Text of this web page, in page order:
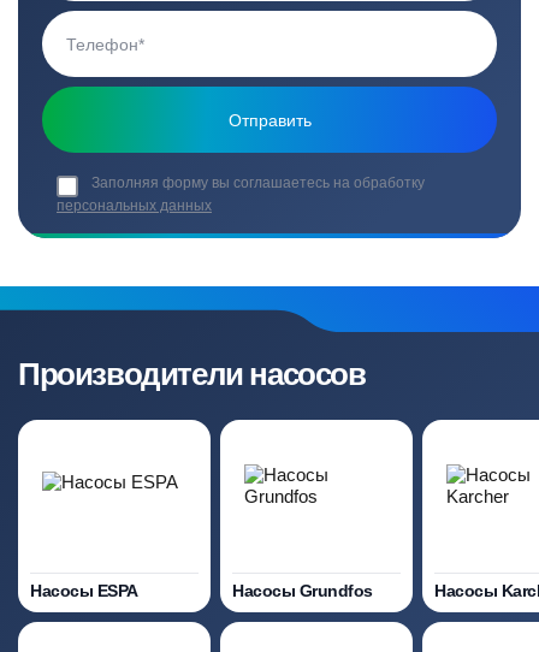
Заполняя форму вы соглашаетесь на обработку
персональных данных
Производители насосов
Насосы ESPA Насосы Grundfos Насосы